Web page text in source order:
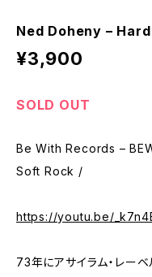
Ned Doheny –
¥3,900
SOLD OUT
Be With Records –
Soft Rock /
https://youtu.be/
73年にアサイラム・レー